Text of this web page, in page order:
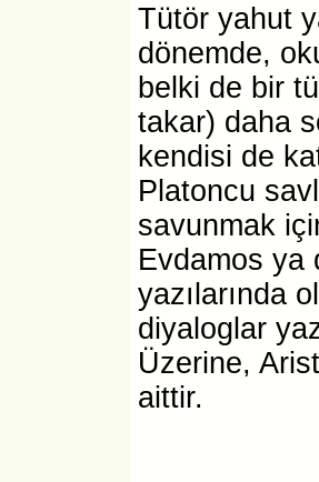
Tütör yahut
dönemde,
belki de bir
takar) daha
kendisi de
Platoncu
savunmak
Evdamos ya
yazılarında
diyaloglar
Üzerine,
aittir.